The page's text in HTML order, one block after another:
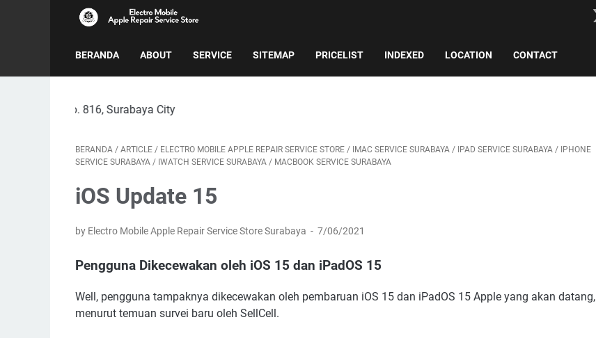
BERANDA ABOUT SERVICE SITEMAP PRICELIST INDEXED LOCATION CONTACT
Surabaya City
BERANDA / ARTICLE / ELECTRO MOBILE APPLE REPAIR SERVICE STORE / IMAC SERVICE SURABAYA / IPAD SERVICE SURABAYA / IPHONE
SERVICE SURABAYA / IWATCH SERVICE SURABAYA / MACBOOK SERVICE SURABAYA
iOS Update 15
by Electro Mobile Apple Repair Service Store Surabaya 7/06/2021
Pengguna Dikecewakan oleh iOS 15 dan iPadOS 15
Well, pengguna tampaknya dikecewakan oleh pembaruan iOS 15 dan iPadOS 15 Apple yang akan datang,
menurut temuan survei baru oleh SellCell.